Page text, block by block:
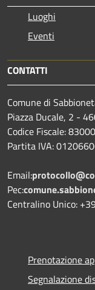
Luoghi
Eventi
CONTATTI
Comune di
Piazza Ducale, 2 -
Codice Fiscale:
Partita IVA:
Email:
Pec:
Centralino Unico:
Prenotazione
Segnalazione